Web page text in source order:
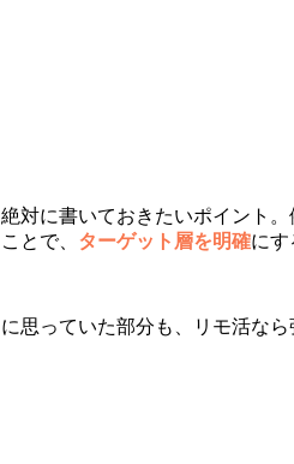
対に書いておきたいポイント。
とで、 ターゲット層を明確にす
思っていた部分も、リモ活な